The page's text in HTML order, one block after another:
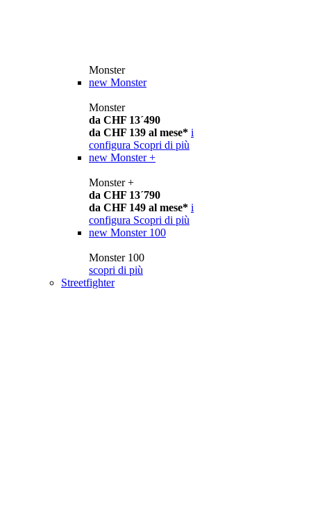
Monster
new Monster
Monster
da CHF 13´490
da CHF 139 al mese* i
configura Scopri di più
new Monster +
Monster +
da CHF 13´790
da CHF 149 al mese* i
configura Scopri di più
new Monster 100
Monster 100
scopri di più
Streetfighter